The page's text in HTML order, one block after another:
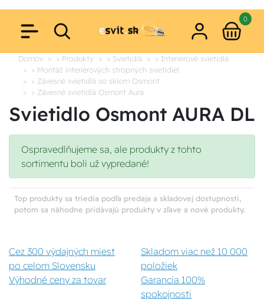
0
Domov > Produkty > Svietidlá
> Interiérové svietidlá
> Montáž interiérových stropných svietidiel
> Závesné svietidlá so sklom Osmont
> Závesné svietidlá Osmont Aura
Svietidlo Osmont AURA DL
Ospravedlňujeme sa, ale produkty z tohto
sortimentu boli už vypredané!
Top produkty sa triedia podľa predaja a skladovej dostupnosti,
potom sa náhodne pridávajú produkty v zľave a nové produkty.
Cez 300 výdajných miest
po celom Slovensku
Skladom viac než 10 000
položiek
Výhodné ceny za tovar
Garancia 100%
spokojnosti